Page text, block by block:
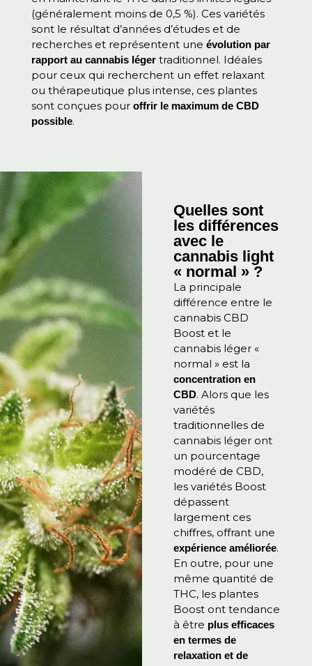
(généralement moins de 0,5 %). Ces variétés
sont le résultat d’années d’études et de
recherches et représentent une évolution par
rapport au cannabis léger traditionnel. Idéales
pour ceux qui recherchent un effet relaxant
ou thérapeutique plus intense, ces plantes
sont conçues pour offrir le maximum de CBD
possible.
Quelles sont
les différences
avec le
cannabis light
« normal » ?
La principale
différence entre le
cannabis CBD
Boost et le
cannabis léger «
normal » est la
concentration en
CBD. Alors que les
variétés
traditionnelles de
cannabis léger ont
un pourcentage
modéré de CBD,
les variétés Boost
dépassent
largement ces
chiffres, offrant une
expérience améliorée.
En outre, pour une
même quantité de
THC, les plantes
Boost ont tendance
à être plus efficaces
en termes de
relaxation et de